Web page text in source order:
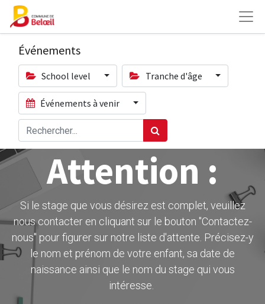
Événements
School level Tranche d'âge
Événements à venir
Attention :
Si le stage que vous désirez est complet, veuillez
nous contacter en cliquant sur le bouton ''Contactez-
nous" pour figurer sur notre liste d'attente. Précisez-y
le nom et prénom de votre enfant, sa date de
naissance ainsi que le nom du stage qui vous
intéresse.